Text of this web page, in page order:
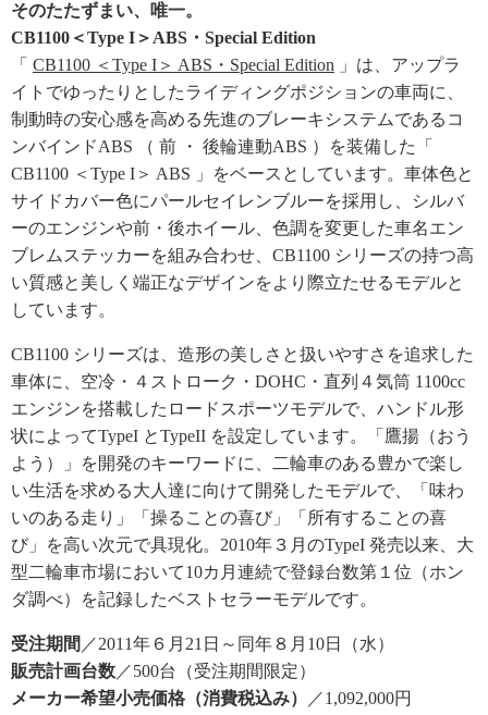
そのたたずまい、唯一。
CB1100＜Type I＞ABS・Special Edition
「 CB1100 ＜Type I＞ ABS・Special Edition 」は、アップラ
イトでゆったりとしたライディングポジションの車両に、
制動時の安心感を高める先進のブレーキシステムであるコ
ンバインドABS （ 前 ・ 後輪連動ABS ）を装備した「
CB1100 ＜Type I＞ ABS 」をベースとしています。車体色と
サイドカバー色にパールセイレンブルーを採用し、シルバ
ーのエンジンや前・後ホイール、色調を変更した車名エン
ブレムステッカーを組み合わせ、CB1100 シリーズの持つ高
い質感と美しく端正なデザインをより際立たせるモデルと
しています。
CB1100 シリーズは、造形の美しさと扱いやすさを追求した
車体に、空冷・４ストローク・DOHC・直列４気筒 1100cc
エンジンを搭載したロードスポーツモデルで、ハンドル形
状によってTypeI とTypeII を設定しています。「鷹揚（おう
よう）」を開発のキーワードに、二輪車のある豊かで楽し
い生活を求める大人達に向けて開発したモデルで、「味わ
いのある走り」「操ることの喜び」「所有することの喜
び」を高い次元で具現化。2010年３月のTypeI 発売以来、大
型二輪車市場において10カ月連続で登録台数第１位（ホン
ダ調べ）を記録したベストセラーモデルです。
受注期間 ／2011年６月21日～同年８月10日（水）
販売計画台数／500台（受注期間限定）
メーカー希望小売価格（消費税込み）
／1,092,000円